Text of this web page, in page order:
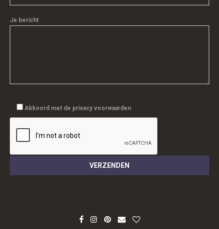
Je bericht
Akkoord met de privacy voorwaarden